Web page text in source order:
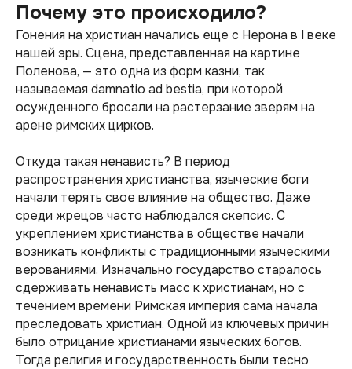
Почему это происходило?
Гонения на христиан начались еще с Нерона в I веке
нашей эры. Сцена, представленная на картине
Поленова, — это одна из форм казни, так
называемая damnatio ad bestia, при которой
осужденного бросали на растерзание зверям на
арене римских цирков.
Откуда такая ненависть? В период
распространения христианства, языческие боги
начали терять свое влияние на общество. Даже
среди жрецов часто наблюдался скепсис. С
укреплением христианства в обществе начали
возникать конфликты с традиционными языческими
верованиями. Изначально государство старалось
сдерживать ненависть масс к христианам, но с
течением времени Римская империя сама начала
преследовать христиан. Одной из ключевых причин
было отрицание христианами языческих богов.
Тогда религия и государственность были тесно